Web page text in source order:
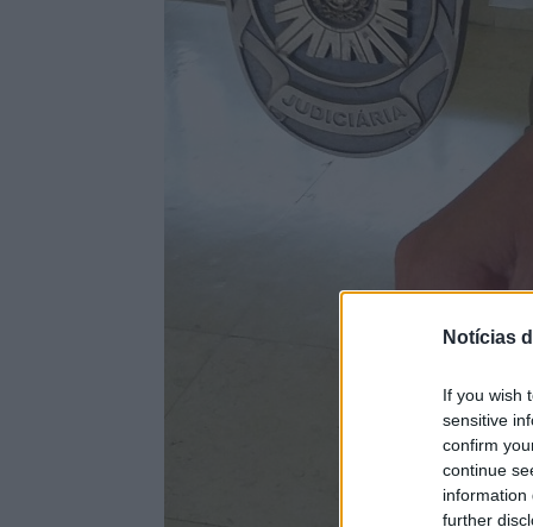
Notícias
If you wish
sensitive
confirm
continue
information
further